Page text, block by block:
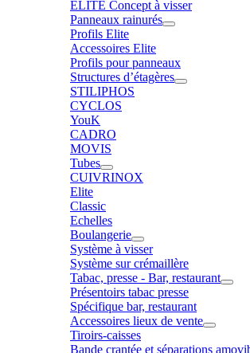
ELITE Concept à visser
Panneaux rainurés
Profils Elite
Accessoires Elite
Profils pour panneaux
Structures d’étagères
STILIPHOS
CYCLOS
YouK
CADRO
MOVIS
Tubes
CUIVRINOX
Elite
Classic
Echelles
Boulangerie
Système à visser
Système sur crémaillère
Tabac, presse - Bar, restaurant
Présentoirs tabac presse
Spécifique bar, restaurant
Accessoires lieux de vente
Tiroirs-caisses
Bande crantée et séparations